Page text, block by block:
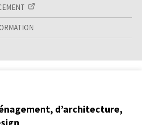
d’architecture,